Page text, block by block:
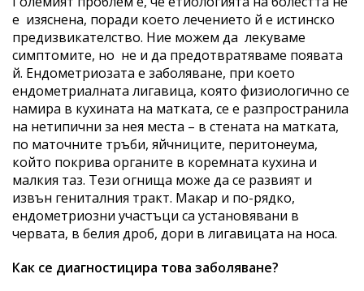
е изяснена, поради което лечението й е истинско
предизвикателство. Ние можем да лекуваме
симптомите, но не и да предотвратяваме появата
й. Ендометриозата е заболяване, при което
ендометриалната лигавица, която физиологично се
намира в кухината на матката, се е разпространила
на нетипични за нея места – в стената на матката,
по маточните тръби, яйчниците, перитонеума,
който покрива органите в коремната кухина и
малкия таз. Тези огнища може да се развият и
извън гениталния тракт. Макар и по-рядко,
ендометриозни участъци са установявани в
червата, в белия дроб, дори в лигавицата на носа.
Как се диагностицира това заболяване?